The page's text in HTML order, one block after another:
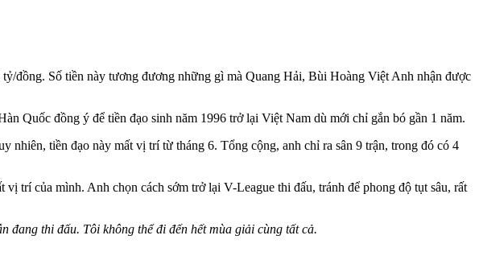
đồng. Số tiền này tương đương những gì mà Quang Hải, Bùi Hoàng Việt Anh nhận được
Quốc đồng ý để tiền đạo sinh năm 1996 trở lại Việt Nam dù mới chỉ gắn bó gần 1 năm.
tiền đạo này mất vị trí từ tháng 6. Tổng cộng, anh chỉ ra sân 9 trận, trong đó có 4
trí của mình. Anh chọn cách sớm trở lại V-League thi đấu, tránh để phong độ tụt sâu, rất
đang thi đấu. Tôi không thể đi đến hết mùa giải cùng tất cả.